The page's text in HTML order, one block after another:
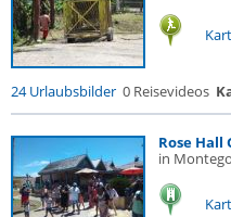
24 Urlaubsbilder 0 Reisevideos
Rose Hall
in